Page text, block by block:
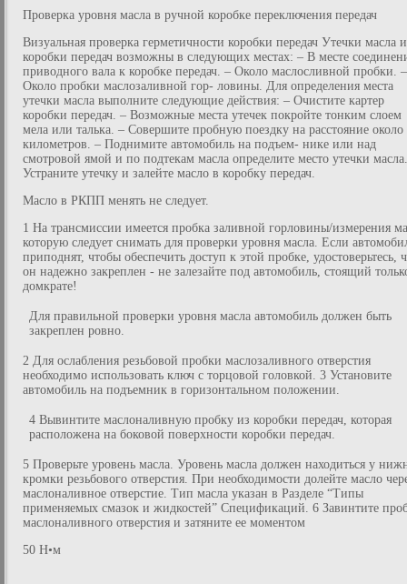
Проверка уровня масла в ручной коробке переключения передач
Визуальная проверка герметичности коробки передач Утечки масла
коробки передач возможны в следующих местах: – В месте
приводного вала к коробке передач. – Около маслосливной пробки. –
Около пробки маслозаливной гор- ловины. Для определения места
утечки масла выполните следующие действия: – Очистите картер
коробки передач. – Возможные места утечек покройте тонким слоем
мела или талька. – Совершите пробную поездку на расстояние около
километров. – Поднимите автомобиль на подъем- нике или над
смотровой ямой и по подтекам масла определите место утечки масла.
Устраните утечку и залейте масло в коробку передач.
Масло в РКПП менять не следует.
1 На трансмиссии имеется пробка заливной горловины/измерения
которую следует снимать для проверки уровня масла. Если
приподнят, чтобы обеспечить доступ к этой пробке, удостоверьтесь,
он надежно закреплен - не залезайте под автомобиль, стоящий
домкрате!
Для правильной проверки уровня масла автомобиль должен быть
закреплен ровно.
2 Для ослабления резьбовой пробки маслозаливного отверстия
необходимо использовать ключ с торцовой головкой. 3 Установите
автомобиль на подъемник в горизонтальном положении.
4 Вывинтите маслоналивную пробку из коробки передач, которая
расположена на боковой поверхности коробки передач.
5 Проверьте уровень масла. Уровень масла должен находиться у
кромки резьбового отверстия. При необходимости долейте масло
маслоналивное отверстие. Тип масла указан в Разделе “Типы
применяемых смазок и жидкостей” Спецификаций. 6 Завинтите
маслоналивного отверстия и затяните ее моментом
50 Н•м